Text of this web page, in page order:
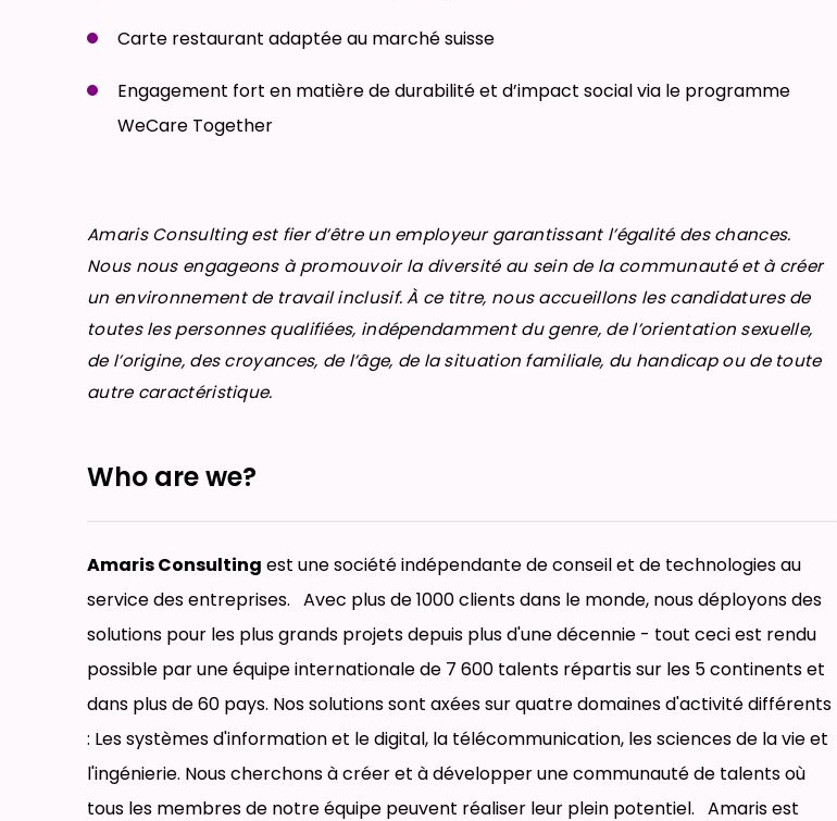
Carte restaurant adaptée au marché suisse
Engagement fort en matière de durabilité et d’impact social via le programme
WeCare Together
Amaris Consulting est fier d’être un employeur garantissant l’égalité des chances.
Nous nous engageons à promouvoir la diversité au sein de la communauté et à créer
un environnement de travail inclusif. À ce titre, nous accueillons les candidatures de
toutes les personnes qualifiées, indépendamment du genre, de l’orientation sexuelle,
de l’origine, des croyances, de l’âge, de la situation familiale, du handicap ou de toute
autre caractéristique.
Who are we?
Amaris Consulting est une société indépendante de conseil et de technologies au
service des entreprises. Avec plus de 1000 clients dans le monde, nous déployons des
solutions pour les plus grands projets depuis plus d'une décennie - tout ceci est rendu
possible par une équipe internationale de 7 600 talents répartis sur les 5 continents et
dans plus de 60 pays. Nos solutions sont axées sur quatre domaines d'activité différents
: Les systèmes d'information et le digital, la télécommunication, les sciences de la vie et
l'ingénierie. Nous cherchons à créer et à développer une communauté de talents où
tous les membres de notre équipe peuvent réaliser leur plein potentiel. Amaris est